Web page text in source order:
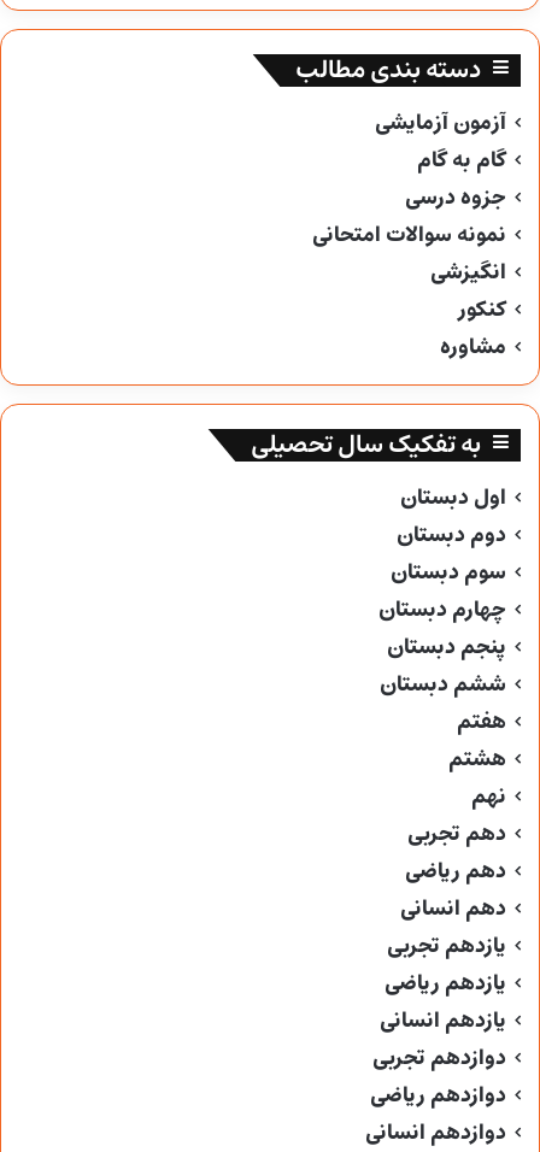
دسته بندی مطالب
آزمون آزمایشی
گام به گام
جزوه درسی
نمونه سوالات امتحانی
انگیزشی
کنکور
مشاوره
به تفکیک سال تحصیلی
اول دبستان
دوم دبستان
سوم دبستان
چهارم دبستان
پنجم دبستان
ششم دبستان
هفتم
هشتم
نهم
دهم تجربی
دهم ریاضی
دهم انسانی
یازدهم تجربی
یازدهم ریاضی
یازدهم انسانی
دوازدهم تجربی
دوازدهم ریاضی
دوازدهم انسانی